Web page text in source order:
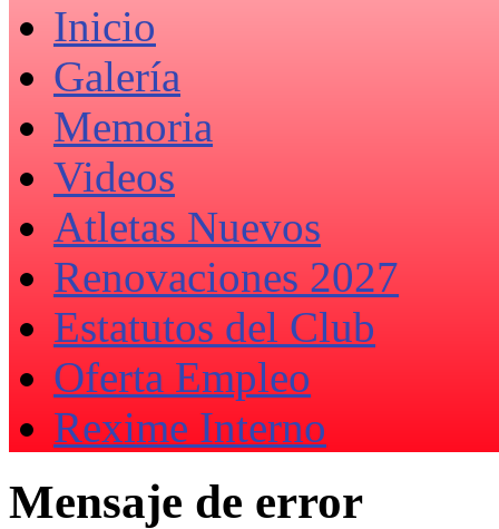
Inicio
Galería
Memoria
Videos
Atletas Nuevos
Renovaciones 2027
Estatutos del Club
Oferta Empleo
Rexime Interno
Mensaje de error